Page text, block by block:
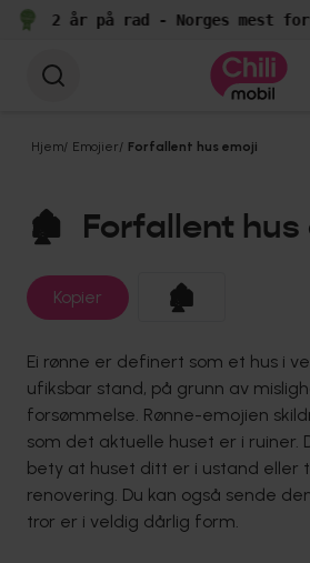
2 år på rad - Norges mest
Hjem/ Emojier/ Forfallent hus emoji
🏚️ Forfallent hus
Kopier 🏚️
Ei rønne er definert som et hus i
ufiksbar stand, på grunn av
forsømmelse. Rønne-emojien
som det aktuelle huset er i ruiner.
bety at huset ditt er i ustand eller
renovering. Du kan også sende
tror er i veldig dårlig form.